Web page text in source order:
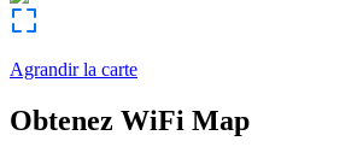
Agrandir la carte
Obtenez WiFi Map